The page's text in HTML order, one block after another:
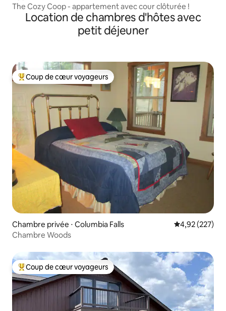
The Cozy Coop - appartement avec cour clôturée !
Location de chambres d'hôtes avec
petit déjeuner
Coups de cœur voyageurs les plus appréciés
Coup de cœur voyageurs
Chambre privée ⋅ Columbia Falls Évaluation
4,92 (227)
Chambre Woods
Coups de cœur voyageurs les plus appréciés
Coup de cœur voyageurs